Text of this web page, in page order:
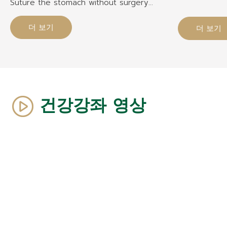
Suture the stomach without surgery
technology. Free consultation at Rattinan
Medical Center. Modern, safe tools.
Open for service for more than 20
더 보기 더 보기
건강강좌 영상